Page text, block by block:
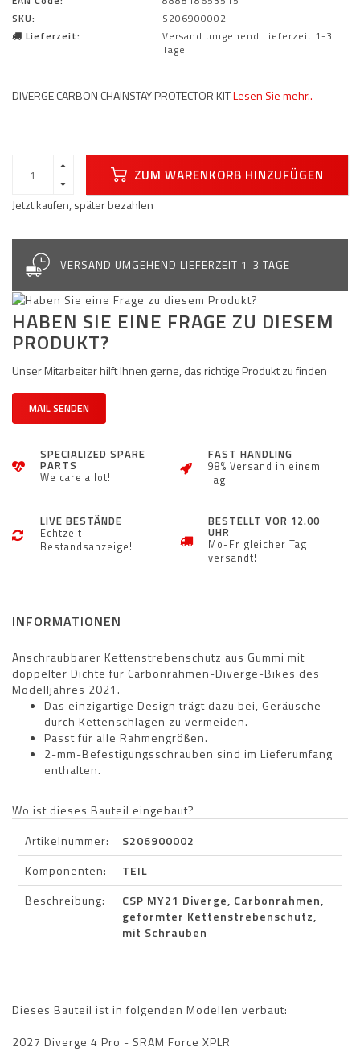
SKU:
S206900002
Lieferzeit:
Versand umgehend Lieferzeit 1-3
Tage
DIVERGE CARBON CHAINSTAY PROTECTOR KITLesen Sie mehr..
ZUM WARENKORB HINZUFÜGEN
Jetzt kaufen, später bezahlen
VERSAND UMGEHEND LIEFERZEIT 1-3 TAGE
HABEN SIE EINE FRAGE ZU DIESEM
PRODUKT?
Unser Mitarbeiter hilft Ihnen gerne, das richtige Produkt zu finden
MAIL SENDEN
SPECIALIZED SPARE
PARTS
We care a lot!
FAST HANDLING
98% Versand in einem
Tag!
LIVE BESTÄNDE
Echtzeit
Bestandsanzeige!
BESTELLT VOR 12.00
UHR
Mo-Fr gleicher Tag
versandt!
INFORMATIONEN
Anschraubbarer Kettenstrebenschutz aus Gummi mit
doppelter Dichte für Carbonrahmen-Diverge-Bikes des
Modelljahres 2021.
Das einzigartige Design trägt dazu bei, Geräusche
durch Kettenschlagen zu vermeiden.
Passt für alle Rahmengrößen.
2-mm-Befestigungsschrauben sind im Lieferumfang
enthalten.
Wo ist dieses Bauteil eingebaut?
Artikelnummer:
S206900002
Komponenten:
TEIL
Beschreibung:
CSP MY21 Diverge, Carbonrahmen,
geformter Kettenstrebenschutz,
mit Schrauben
Dieses Bauteil ist in folgenden Modellen verbaut:
2027 Diverge 4 Pro - SRAM Force XPLR